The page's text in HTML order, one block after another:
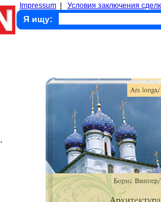
Impressum Условия заключения
Я ищу: